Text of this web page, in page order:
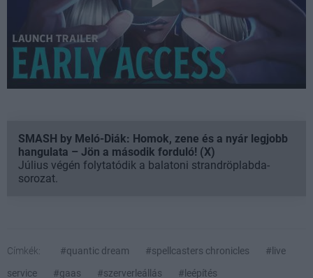
SMASH by Meló-Diák: Homok, zene és a nyár legjobb
hangulata – Jön a második forduló! (X)
Július végén folytatódik a balatoni strandröplabda-
sorozat.
Címkék: #quantic dream #spellcasters chronicles
#live
service
#gaas #szerverleállás #leépítés